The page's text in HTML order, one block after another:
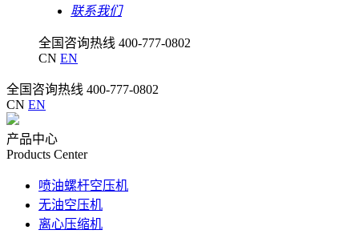
联系我们
全国咨询热线 400-777-0802
CN EN
全国咨询热线 400-777-0802
CN EN
产品中心
Products Center
喷油螺杆空压机
无油空压机
离心压缩机